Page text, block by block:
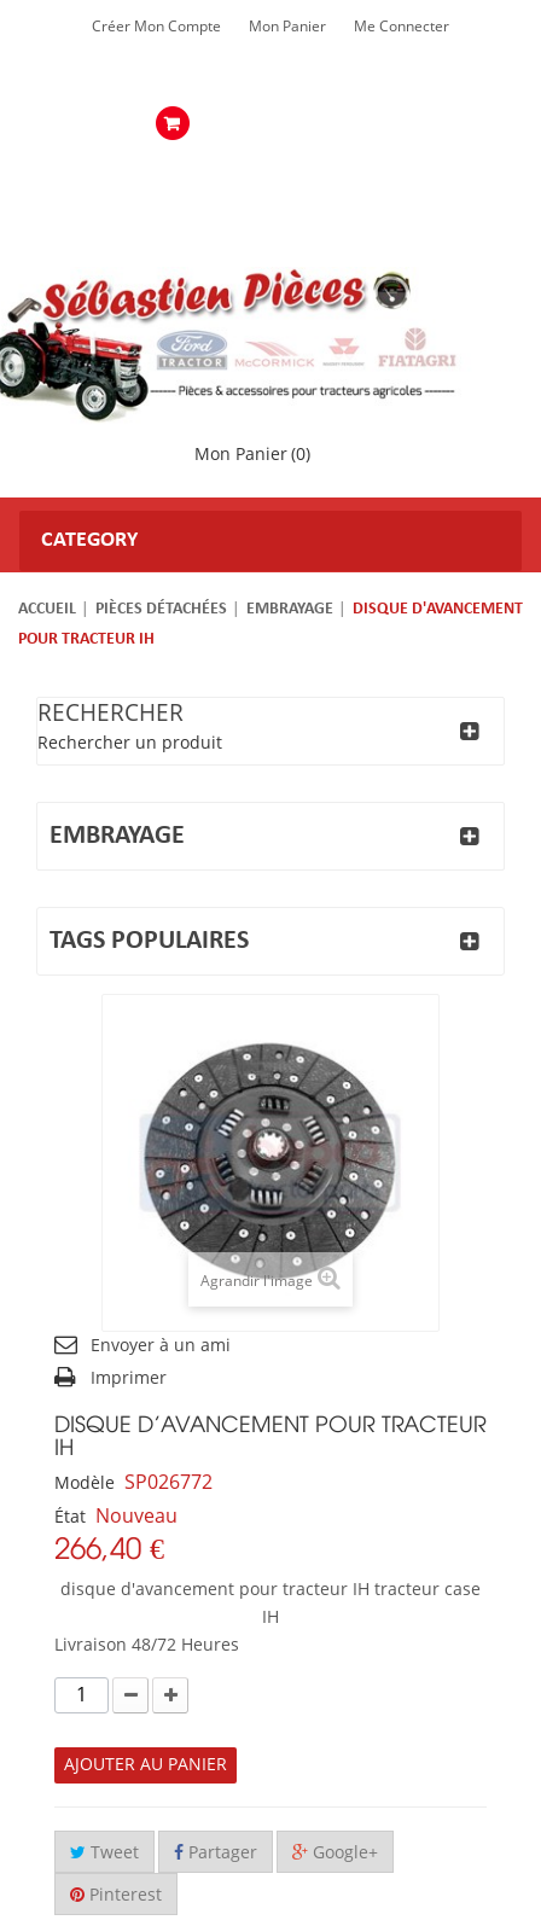
Créer Mon Compte Mon Panier Me Connecter
Mon Panier(0)
CATEGORY
ACCUEIL PIÈCES DÉTACHÉES EMBRAYAGE
DISQUE D'AVANCEMENT
POUR TRACTEUR IH
RECHERCHER
Rechercher un produit
EMBRAYAGE
TAGS POPULAIRES
Agrandir l'image
Envoyer à un ami
Imprimer
DISQUE D'AVANCEMENT POUR TRACTEUR
IH
Modèle SP026772
État Nouveau
266,40 €
disque d'avancement pour tracteur IH tracteur case
IH
Livraison 48/72 Heures
AJOUTER AU PANIER
Tweet Partager Google+
Pinterest